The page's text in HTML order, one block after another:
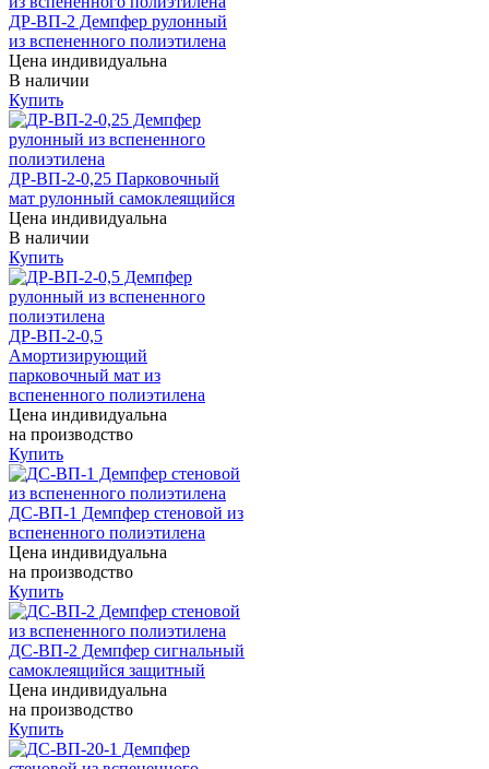
ДР-ВП-2 Демпфер рулонный
из вспененного полиэтилена
Цена индивидуальна
В наличии
Купить
ДР-ВП-2-0,25 Парковочный
мат рулонный самоклеящийся
Цена индивидуальна
В наличии
Купить
ДР-ВП-2-0,5
Амортизирующий
парковочный мат из
вспененного полиэтилена
Цена индивидуальна
на производство
Купить
ДС-ВП-1 Демпфер стеновой из
вспененного полиэтилена
Цена индивидуальна
на производство
Купить
ДС-ВП-2 Демпфер сигнальный
самоклеящийся защитный
Цена индивидуальна
на производство
Купить